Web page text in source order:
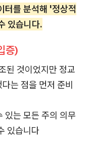
터를 분석해 '정상적
있습니다.
증)
된 것이었지만 정교
는 점을 먼저 준비
있는 모든 주의 의무
있습니다